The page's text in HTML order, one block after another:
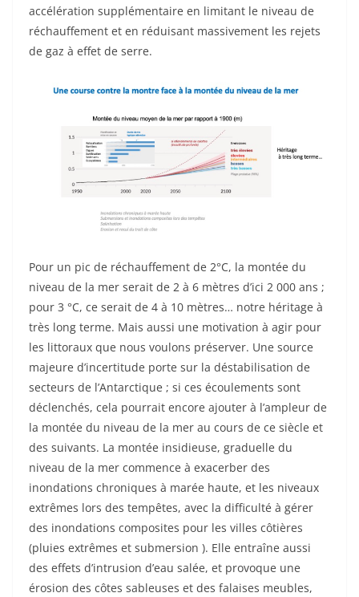
accélération supplémentaire en limitant le niveau de
réchauffement et en réduisant massivement les rejets
de gaz à effet de serre.
Pour un pic de réchauffement de 2°C, la montée du
niveau de la mer serait de 2 à 6 mètres d’ici 2 000 ans ;
pour 3 °C, ce serait de 4 à 10 mètres… notre héritage à
très long terme. Mais aussi une motivation à agir pour
les littoraux que nous voulons préserver. Une source
majeure d’incertitude porte sur la déstabilisation de
secteurs de l’Antarctique ; si ces écoulements sont
déclenchés, cela pourrait encore ajouter à l’ampleur de
la montée du niveau de la mer au cours de ce siècle et
des suivants. La montée insidieuse, graduelle du
niveau de la mer commence à exacerber des
inondations chroniques à marée haute, et les niveaux
extrêmes lors des tempêtes, avec la difficulté à gérer
des inondations composites pour les villes côtières
(pluies extrêmes et submersion ). Elle entraîne aussi
des effets d’intrusion d’eau salée, et provoque une
érosion des côtes sableuses et des falaises meubles,